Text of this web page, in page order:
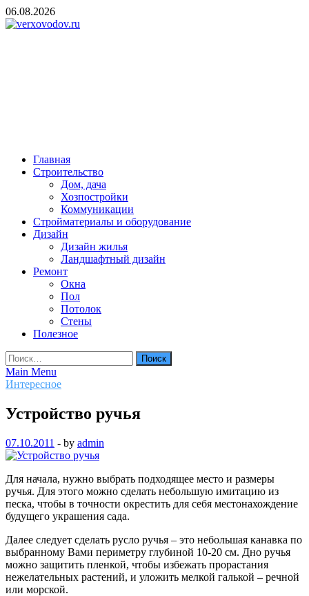
Skip
to
06.08.2026
Главная
Строительство
Дом, дача
Хозпостройки
Коммуникации
Стройматериалы и оборудование
Дизайн
Дизайн жилья
Ландшафтный дизайн
Ремонт
Окна
Пол
Потолок
Стены
Полезное
Найти:
Main Menu
Интересное
Устройство ручья
07.10.2011 - by admin
Для начала, нужно выбрать подходящее место и размеры
ручья. Для этого можно сделать небольшую имитацию из
песка, чтобы в точности окрестить для себя местонахождение
будущего украшения сада.
Далее следует сделать русло ручья – это небольшая канавка по
выбранному Вами периметру глубиной 10-20 см. Дно ручья
можно защитить пленкой, чтобы избежать прорастания
нежелательных растений, и уложить мелкой галькой – речной
или морской.